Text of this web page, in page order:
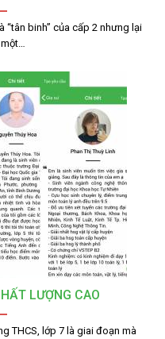
binh” của cấp 2 nhưng lại
LƯỢNG CAO
THCS, lớp 7 là giai đoạn mà